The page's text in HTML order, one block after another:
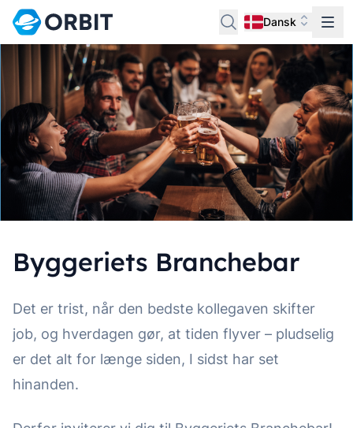
Dansk
Byggeriets Branchebar
Det er trist, når den bedste kollegaven skifter
job, og hverdagen gør, at tiden flyver – pludselig
er det alt for længe siden, I sidst har set
hinanden.